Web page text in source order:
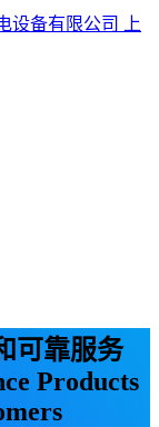
设备有限公司
上
可靠服务
Products